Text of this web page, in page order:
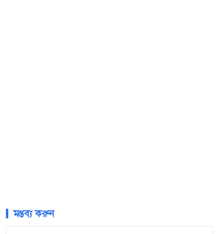
মন্তব্য করুন